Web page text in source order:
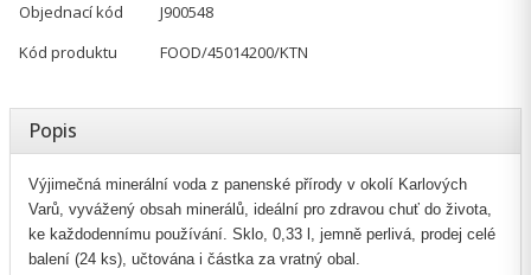
Objednací kód
J900548
Kód produktu
FOOD/45014200/KTN
Popis
Výjimečná minerální voda z panenské přírody v okolí Karlových
Varů, vyvážený obsah minerálů, ideální pro zdravou chuť do života,
ke každodennímu používání. Sklo, 0,33 l, jemně perlivá, prodej celé
balení (24 ks), učtována i částka za vratný obal.